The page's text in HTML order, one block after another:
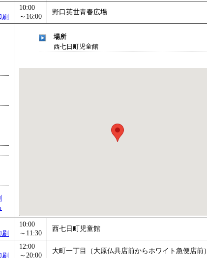
刷
10:00
～16:00
野口英世青春広場
場所
西七日町児童館
刷
10:00
～11:30
西七日町児童館
刷
12:00
～20:00
大町一丁目（大原仏具店前からホワイト急便店前）